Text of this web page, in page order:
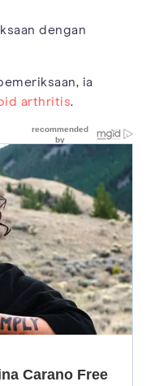
dengan
ia
arthritis.